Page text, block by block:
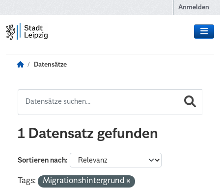
Anmelden
Datensätze
1 Datensatz gefunden
Sortieren nach
Tags:
Migrationshintergrund